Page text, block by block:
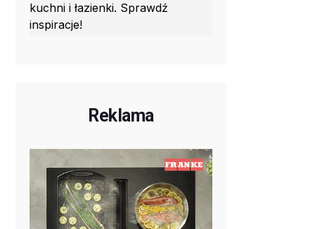
kuchni i łazienki. Sprawdź
inspiracje!
Reklama